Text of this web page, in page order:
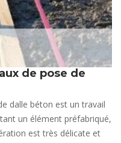
de pose de
dalle béton est un travail
un élément préfabriqué,
est très délicate et